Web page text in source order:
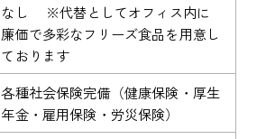
なし ※代替としてオフィス内に
廉価で多彩なフリーズ食品を用意し
ております
各種社会保険完備（健康保険・厚生
年金・雇用保険・労災保険）